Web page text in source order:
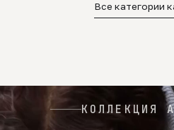
Все категории
КОЛЛЕКЦИЯ